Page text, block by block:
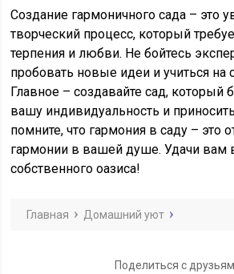
Создание гармоничного сада – это
творческий процесс, который
терпения и любви. Не бойтесь
пробовать новые идеи и учиться на
Главное – создавайте сад, который
вашу индивидуальность и
помните, что гармония в саду – это
гармонии в вашей душе. Удачи вам
собственного оазиса!
Главная Домашний уют
Поделиться с